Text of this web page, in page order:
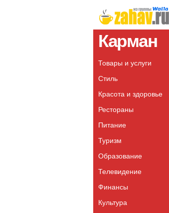
Карман
Товары и услуги
Стиль
Красота и здоровье
Рестораны
Питание
Туризм
Образование
Телевидение
Финансы
Культура